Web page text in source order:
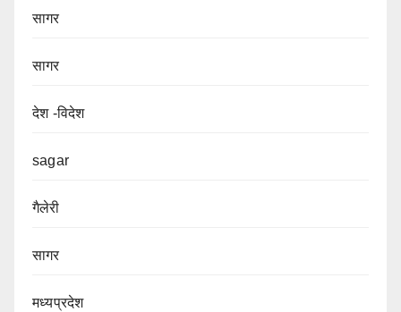
सागर
सागर
देश -विदेश
sagar
गैलेरी
सागर
मध्यप्रदेश